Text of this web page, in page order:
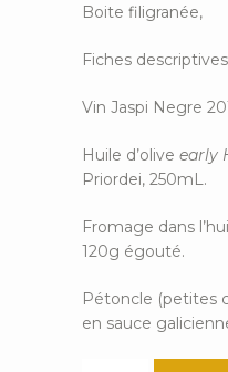
Boite filigranée,
Fiches
Vin Jaspi Negre
Huile d’olive early
Priordei, 250mL.
Fromage dans
120g égouté.
Pétoncle (petites
en sauce